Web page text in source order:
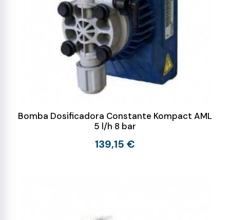
Bomba Dosificadora Constante Kompact AML
5 l/h 8 bar
139,15 €